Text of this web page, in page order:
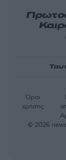
Όροι
χρήσης
© 2026